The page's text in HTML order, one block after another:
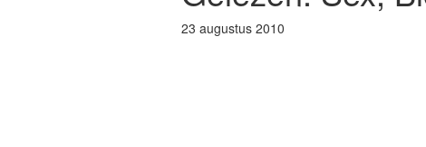
23 augustus 2010